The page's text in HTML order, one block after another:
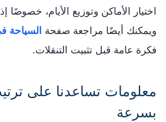
اختيار الأماكن وتوزيع الأيام، خصوصًا
ويمكنك أيضًا مراجعة صفحة السياحة
فكرة عامة قبل تثبيت التنقلات.
معلومات تساعدنا على
بسرعة